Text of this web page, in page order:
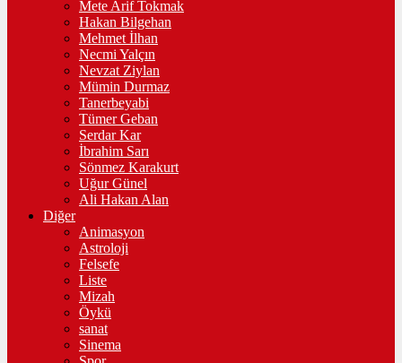
Mete Arif Tokmak
Hakan Bilgehan
Mehmet İlhan
Necmi Yalçın
Nevzat Ziylan
Mümin Durmaz
Tanerbeyabi
Tümer Geban
Serdar Kar
İbrahim Sarı
Sönmez Karakurt
Uğur Günel
Ali Hakan Alan
Diğer
Animasyon
Astroloji
Felsefe
Liste
Mizah
Öykü
sanat
Sinema